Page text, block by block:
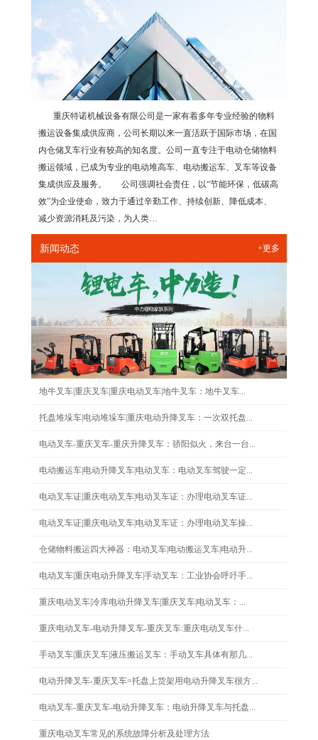
重庆特诺机械设备有限公司是一家有着多年专业经验的物料
搬运设备集成供应商，公司长期以来一直活跃于国际市场，在国
内仓储叉车行业有较高的知名度。公司一直专注于电动仓储物料
搬运领域，已成为专业的电动堆高车、电动搬运车、叉车等设备
集成供应及服务。 公司强调社会责任，以“节能环保，低碳高
效”为企业使命，致力于通过辛勤工作、持续创新、降低成本、
减少资源消耗及污染，为人类…
新闻动态 +更多
地牛叉车|重庆叉车|重庆电动叉车|地牛叉车：地牛叉车...
托盘堆垛车|电动堆垛车|重庆电动升降叉车：一次双托盘...
电动叉车-重庆叉车-重庆升降叉车：骄阳似火，来台一台...
电动搬运车|电动升降叉车|电动叉车：电动叉车驾驶一定...
电动叉车证|重庆电动叉车|电动叉车证：办理电动叉车证...
电动叉车证|重庆电动叉车|电动叉车证：办理电动叉车操...
仓储物料搬运四大神器：电动叉车|电动搬运叉车|电动升...
电动叉车|重庆电动升降叉车|手动叉车：工业协会呼吁手...
重庆电动叉车|冷库电动升降叉车|重庆叉车|电动叉车：...
重庆电动叉车-电动升降叉车-重庆叉车:重庆电动叉车什...
手动叉车|重庆叉车|液压搬运叉车：手动叉车具体有那几...
电动升降叉车-重庆叉车=托盘上货架用电动升降叉车很方...
电动叉车-重庆叉车-电动升降叉车：电动升降叉车与托盘...
重庆电动叉车常见的系统故障分析及处理方法